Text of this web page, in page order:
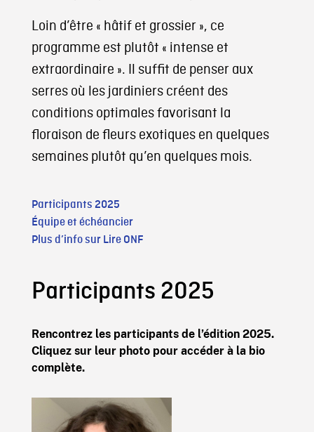
Loin d’être « hâtif et grossier », ce
programme est plutôt « intense et
extraordinaire ». Il suffit de penser aux
serres où les jardiniers créent des
conditions optimales favorisant la
floraison de fleurs exotiques en quelques
semaines plutôt qu’en quelques mois.
Participants 2025
Équipe et échéancier
Plus d’info sur Lire ONF
Participants 2025
Rencontrez les participants de l’édition 2025.
Cliquez sur leur photo pour accéder à la bio
complète.